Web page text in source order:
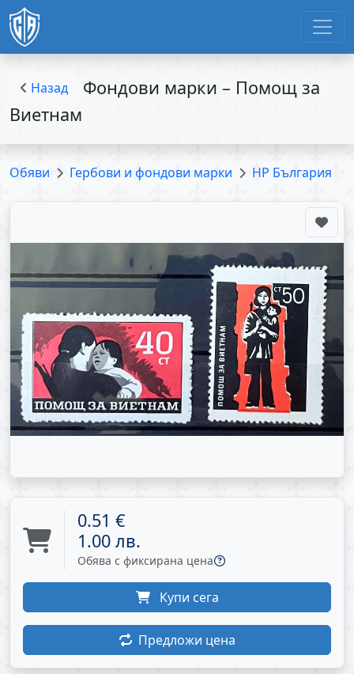
Назад
Фондови марки – Помощ за
Виетнам
Обяви Гербови и фондови марки НР България
0.51 €
1.00 лв.
Обява с фиксирана цена
Купи сега
Предложи цена